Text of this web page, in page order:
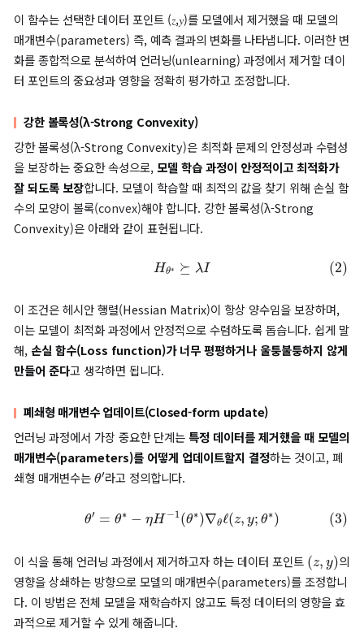
합니다. 영향 함수는 데이터 포인트가 모델에 미치는 영향을 정략
평가하는 데 유용합니다. 특정 데이터가 모델의 예측 결과를 얼마
꾸는지 알고 싶을 때 영향 함수를 사용하고, 영향 함수는 다음과 같
(1)I(z ,y)=−Hθ∗
이 함수는 선택한 데이터 포인트 (𝑧,𝑦)를 모델에서 제거했을 때 모
매개변수(parameters) 즉, 예측 결과의 변화를 나타냅니다. 이러
화를 종합적으로 분석하여 언러닝(unlearning) 과정에서 제거할
터 포인트의 중요성과 영향을 정확히 평가하고 조정합니다.
강한 볼록성(λ-Strong Convexity)
강한 볼록성(λ-Strong Convexity)은 최적화 문제의 안정성과
을 보장하는 중요한 속성으로,모델 학습 과정이 안정적이고 최적
잘 되도록 보장합니다. 모델이 학습할 때 최적의 값을 찾기 위해 손
수의 모양이볼록(convex)
해야 합니다. 강한 볼록성(λ-Strong
Convexity)은 아래와 같이 표현됩니다.
(2)Hθ∗⪰λI
이 조건은 헤시안 행렬(Hessian Matrix)이 항상 양수임을 보장
해,손실 함수(Loss function)가 너무 평평하거나 울퉁불퉁하지
만들어 준다고 생각하면 됩니다.
폐쇄형 매개변수 업데이트(Closed-form update)